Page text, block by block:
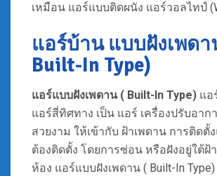
เหมือน แอร์แบบติดผนัง แอร์วอลไทป์
แอร์บ้าน แบบฝังเพดา
Built-In Type)
แอร์แบบฝังเพดาน ( Built-In Type) แอ
แอร์สี่ทิศทาง เป็น แอร์ เครื่องปรับอาก
สวยงาม ให้เข้ากับ ฝ้าเพดาน การติดตั้
ต้องติดตั้ง โดยการซ่อน หรือฝังอยู่ใต้ฝ้
ห้อง แอร์แบบฝังเพดาน ( Built-In